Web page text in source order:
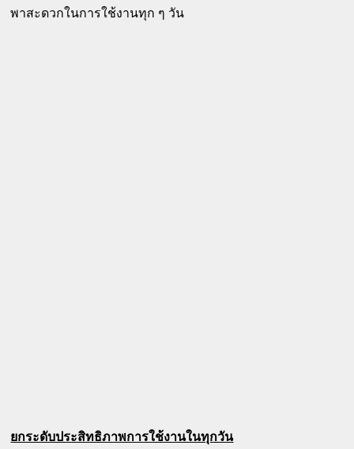
พาสะดวกในการใช้งานทุก ๆ วัน
ยกระดับประสิทธิภาพการใช้งานในทุกวัน